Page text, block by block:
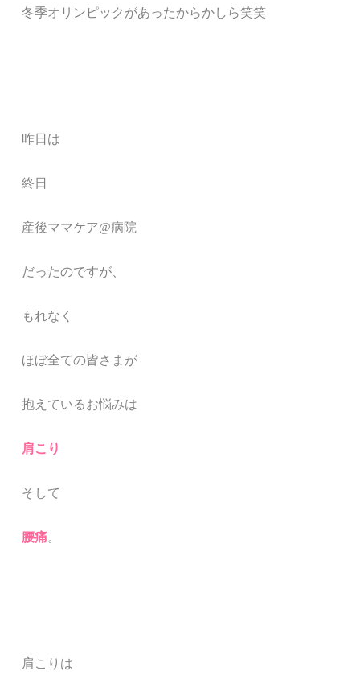
冬季オリンピックがあったからかしら笑笑
昨日は
終日
産後ママケア@病院
だったのですが、
もれなく
ほぼ全ての皆さまが
抱えているお悩みは
肩こり
そして
腰痛。
肩こりは